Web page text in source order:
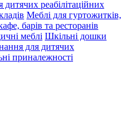
дитячих реабілітаційних
Меблі для гуртожитків,
барів та ресторанів
меблі Шкільні дошки
для дитячих
приналежності